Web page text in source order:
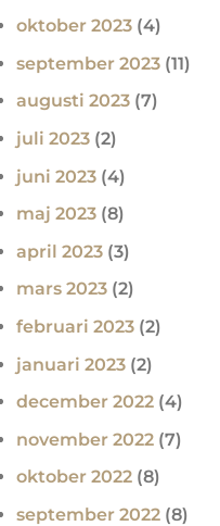
oktober 2023 (4)
september 2023 (11)
augusti 2023 (7)
juli 2023 (2)
juni 2023 (4)
maj 2023 (8)
april 2023 (3)
mars 2023 (2)
februari 2023 (2)
januari 2023 (2)
december 2022 (4)
november 2022 (7)
oktober 2022 (8)
september 2022 (8)